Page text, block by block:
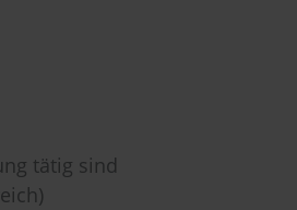
tätig sind